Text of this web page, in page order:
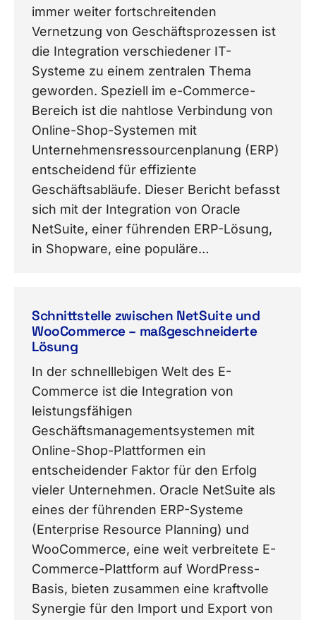
immer weiter fortschreitenden
Vernetzung von Geschäftsprozessen ist
die Integration verschiedener IT-
Systeme zu einem zentralen Thema
geworden. Speziell im e-Commerce-
Bereich ist die nahtlose Verbindung von
Online-Shop-Systemen mit
Unternehmensressourcenplanung (ERP)
entscheidend für effiziente
Geschäftsabläufe. Dieser Bericht befasst
sich mit der Integration von Oracle
NetSuite, einer führenden ERP-Lösung,
in Shopware, eine populäre…
Schnittstelle zwischen NetSuite und
WooCommerce – maßgeschneiderte
Lösung
In der schnelllebigen Welt des E-
Commerce ist die Integration von
leistungsfähigen
Geschäftsmanagementsystemen mit
Online-Shop-Plattformen ein
entscheidender Faktor für den Erfolg
vieler Unternehmen. Oracle NetSuite als
eines der führenden ERP-Systeme
(Enterprise Resource Planning) und
WooCommerce, eine weit verbreitete E-
Commerce-Plattform auf WordPress-
Basis, bieten zusammen eine kraftvolle
Synergie für den Import und Export von